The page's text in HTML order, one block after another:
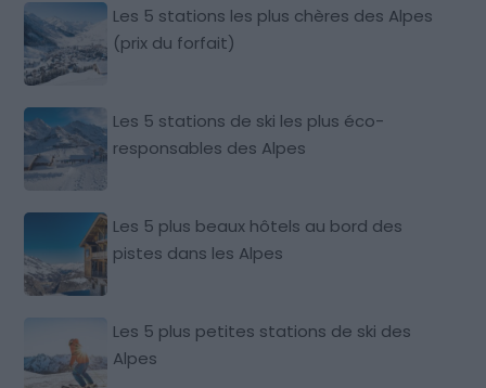
Les 5 stations les plus chères des Alpes
(prix du forfait)
Les 5 stations de ski les plus éco-
responsables des Alpes
Les 5 plus beaux hôtels au bord des
pistes dans les Alpes
Les 5 plus petites stations de ski des
Alpes